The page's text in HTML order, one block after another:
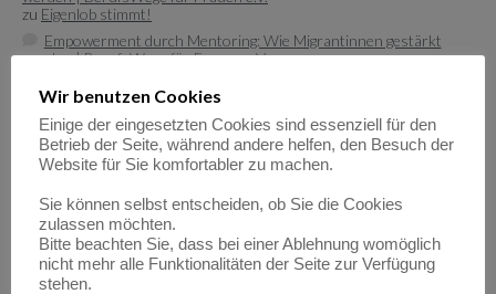
zu Eigenlob stimmt!
Empowerment durch Mentoring: Wie Migrantinnen gestärkt
werden | BerufsWege für Frauen e.V.
Empowerment durch Mentoring: Wie Migrantinnen gestärkt
werden | BerufsWege für Frauen e.V.
zuFemale Empowerment im Main Kinzig Kreis
Be happy – so werden Sie glücklich im Beruf!| BerufsWege für
zuEigenlob stimmt!
Be happy – so werden Sie glücklich im Beruf!| BerufsWege für
Frauen e.V.
zuFemale Empowerment im Main Kinzig Kreis
Wir benutzen Cookies
Einige der eingesetzten Cookies sind essenziell für den
Betrieb der Seite, während andere helfen, den Besuch der
Website für Sie komfortabler zu machen.
Sie können selbst entscheiden, ob Sie die Cookies
zulassen möchten.
Bitte beachten Sie, dass bei einer Ablehnung womöglich
nicht mehr alle Funktionalitäten der Seite zur Verfügung
stehen.